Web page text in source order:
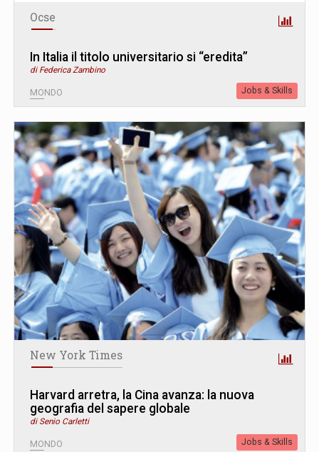
Ocse
In Italia il titolo universitario si “eredita”
di Federica Zambino
MONDO Jobs & Skills
New York Times
Harvard arretra, la Cina avanza: la nuova
geografia del sapere globale
di Senio Carletti
MONDO Jobs & Skills